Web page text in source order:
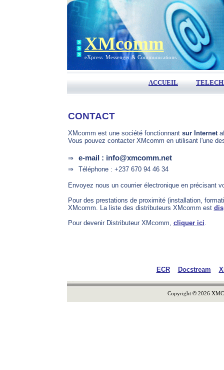
CONTACT
XMcomm est une société fonctionnant sur Internet
Vous pouvez contacter XMcomm en utilisant l'une
⇒ e-mail : info@xmcomm.net
⇒ Téléphone : +237 670 94 46 34
Envoyez nous un courrier électronique en précisant
Pour des prestations de proximité (installation,
XMcomm. La liste des distributeurs XMcomm est
Pour devenir Distributeur XMcomm, cliquer ici.
ACCUEIL
Copyright © 2026
XMcomm
eXpress Messenger & Communications
ECR Docstream